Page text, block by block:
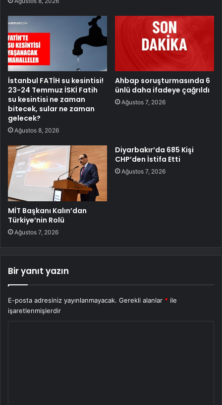
İstanbul FATİH su kesintisi!
23-24 Temmuz İSKİ Fatih
su kesintisi ne zaman
bitecek, sular ne zaman
gelecek?
Ağustos 8, 2026
Ahbap soruşturmasında 6
ünlü daha ifadeye çağrıldı
Ağustos 7, 2026
MİT Başkanı Kalın’dan
Türkiye’nin Rolü
Ağustos 7, 2026
Diyarbakır’da 685 Kişi
CHP’den İstifa Etti
Ağustos 7, 2026
Bir yanıt yazın
E-posta adresiniz yayınlanmayacak. Gerekli alanlar * ile
işaretlenmişlerdir